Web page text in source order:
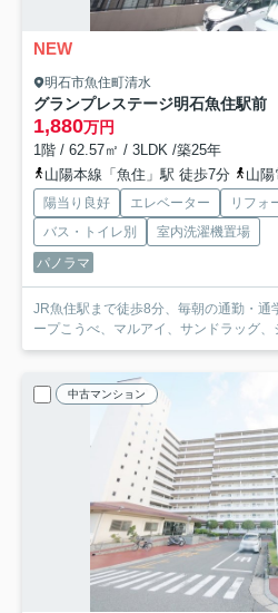
NEW
明石市魚住町清水
グランプレステージ明石魚住駅
1,880万円
1階 / 62.57㎡ / 3LDK /築25年
山陽本線「魚住」駅 徒歩7分
山陽
陽当り良好 エレベーター リフォ
バス・トイレ別
室内洗濯機置場
パノラマ
JR魚住駅まで徒歩8分、毎朝の通勤・通
ープこうべ、マルアイ、サンドラッグ
中古マンション